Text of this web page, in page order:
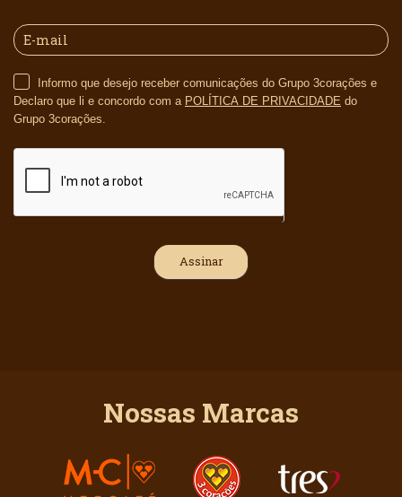
Declaro que li e concordo com a POLÍTICA DE PRIVACIDADE do
Grupo 3corações.
Nossas Marcas